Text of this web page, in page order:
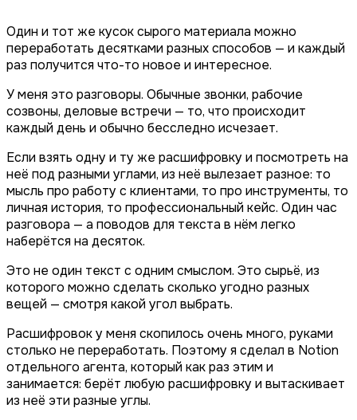
Один и тот же кусок сырого материала можно
переработать десятками разных способов — и каждый
раз получится что-то новое и интересное.
У меня это разговоры. Обычные звонки, рабочие
созвоны, деловые встречи — то, что происходит
каждый день и обычно бесследно исчезает.
Если взять одну и ту же расшифровку и посмотреть на
неё под разными углами, из неё вылезает разное: то
мысль про работу с клиентами, то про инструменты, то
личная история, то профессиональный кейс. Один час
разговора — а поводов для текста в нём легко
наберётся на десяток.
Это не один текст с одним смыслом. Это сырьё, из
которого можно сделать сколько угодно разных
вещей — смотря какой угол выбрать.
Расшифровок у меня скопилось очень много, руками
столько не переработать. Поэтому я сделал в Notion
отдельного агента, который как раз этим и
занимается: берёт любую расшифровку и вытаскивает
из неё эти разные углы.